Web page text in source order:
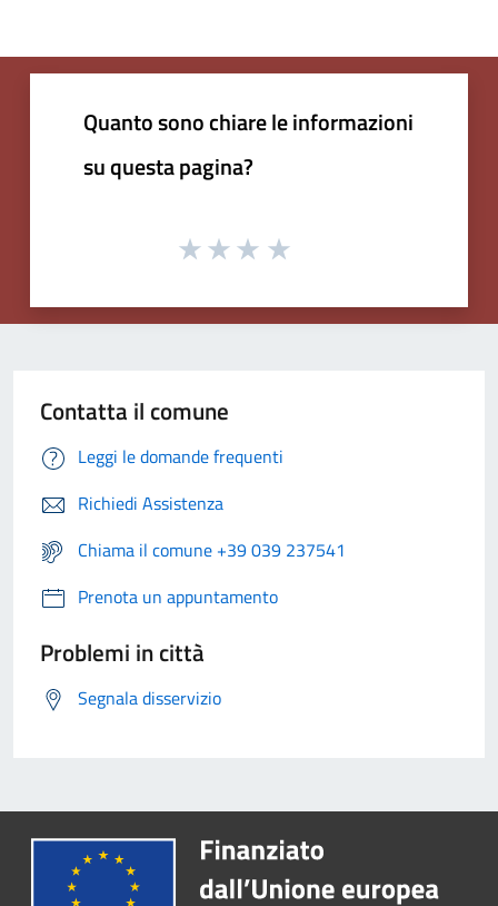
Quanto sono chiare le informazioni
su questa pagina?
Contatta il comune
Leggi le domande frequenti
Richiedi Assistenza
Chiama il comune +39 039 237541
Prenota un appuntamento
Problemi in città
Segnala disservizio